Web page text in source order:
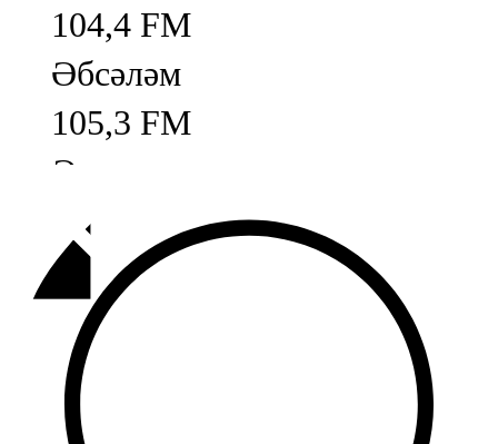
104,4 FM
Әбсәләм
105,3 FM
Әлмәт
92,9 FM
Базарлы матак
107,1 FM
Балык бистәсе
104,9 FM